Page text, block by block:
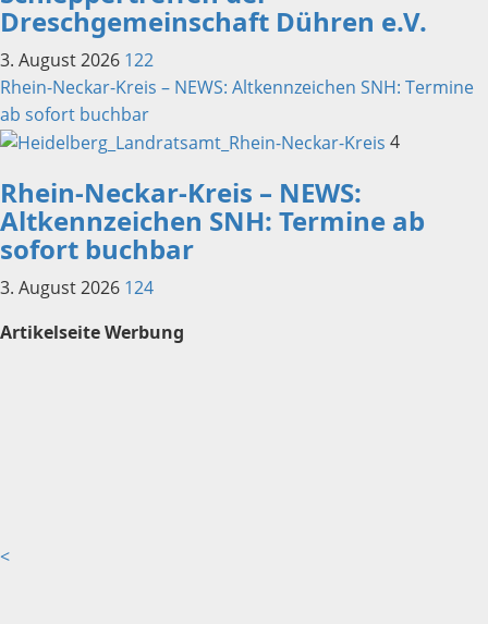
Dreschgemeinschaft Dühren e.V.
3. August 2026 122
Rhein-Neckar-Kreis – NEWS: Altkennzeichen SNH: Termine
ab sofort buchbar
4
Rhein-Neckar-Kreis – NEWS:
Altkennzeichen SNH: Termine ab
sofort buchbar
3. August 2026 124
Artikelseite Werbung
<